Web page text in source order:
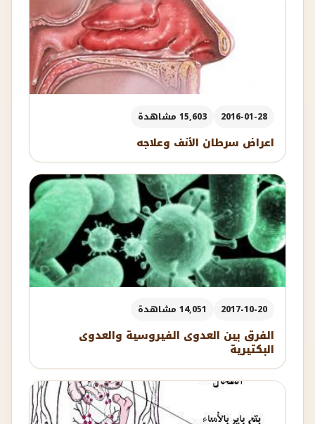
2016-01-28 15,603 مشاهدة
اعراض سرطان الأنف وعلاجه
2017-10-20 14,051 مشاهدة
الفرق بين العدوى الفيروسية والعدوى
البكتيرية